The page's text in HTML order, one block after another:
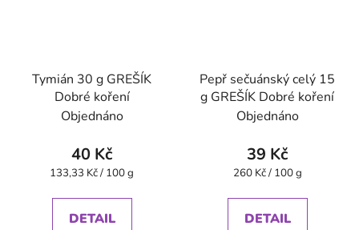
Tymián 30 g GREŠÍK
Dobré koření
Objednáno
40 Kč
Měrná
133,33 Kč / 100 g
DETAIL
Pepř sečuánský celý 15
g GREŠÍK Dobré koření
Objednáno
39 Kč
Měrná
260 Kč / 100 g
DETAIL